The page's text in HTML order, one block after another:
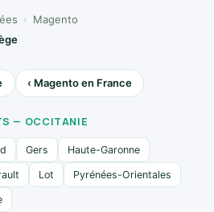
› Magento
‹ Magento en France
— OCCITANIE
Gers Haute-Garonne
Lot Pyrénées-Orientales